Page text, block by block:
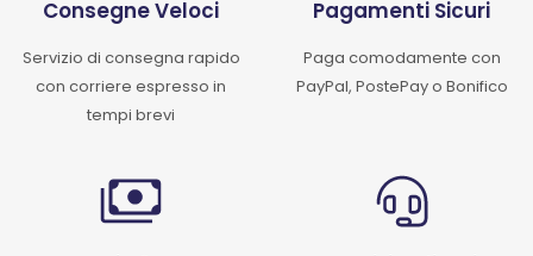
Consegne Veloci
Servizio di consegna rapido
con corriere espresso in
tempi brevi
Pagamenti Sicuri
Paga comodamente con
PayPal, PostePay o Bonifico